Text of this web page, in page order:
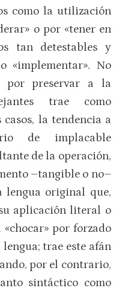
como la utilización
o por «tener en
tan detestables y
«implementar». No
por preservar a la
trae como
casos, la tendencia a
de implacable
de la operación,
–tangible o no–
lengua original que,
aplicación literal o
por forzado
trae este afán
por el contrario,
sintáctico como